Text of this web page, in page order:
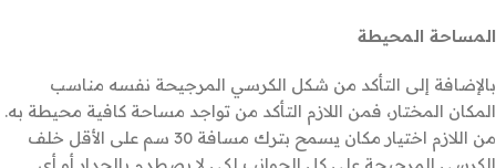
المساحة المحيطة
بالإضافة إلى التأكد من شكل الكرسي المرجيحة نفسه مناسب
المكان المختار، فمن اللازم التأكد من تواجد مساحة كافية محيطة به.
من اللازم اختيار مكان يسمح بترك مسافة 30 سم على الأقل خلف